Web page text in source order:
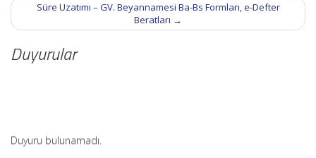
Süre Uzatımı – GV. Beyannamesi Ba-Bs Formları, e-Defter
Beratları →
Duyurular
Duyuru bulunamadı.